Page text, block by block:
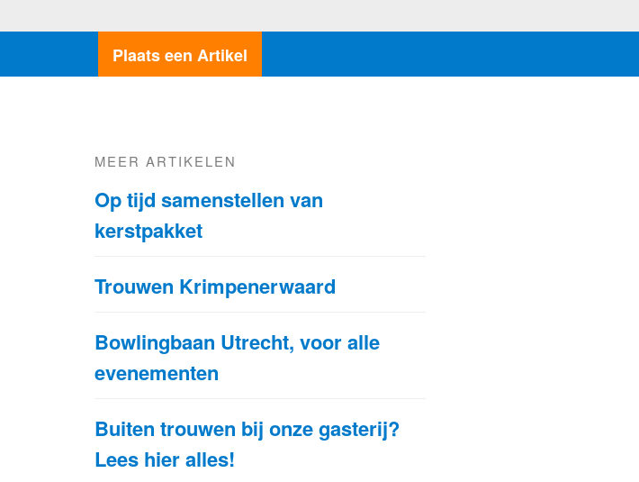
Plaats een Artikel
MEER ARTIKELEN
Op tijd samenstellen van
kerstpakket
Trouwen Krimpenerwaard
Bowlingbaan Utrecht, voor alle
evenementen
Buiten trouwen bij onze gasterij?
Lees hier alles!